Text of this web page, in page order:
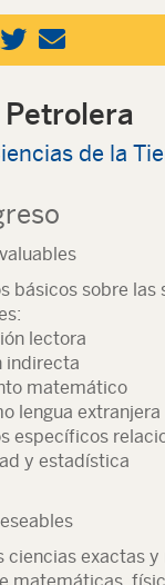
de la
básicos sobre las
lectora
indirecta
matemático
lengua extranjera
específicos
y estadística
ciencias exactas y